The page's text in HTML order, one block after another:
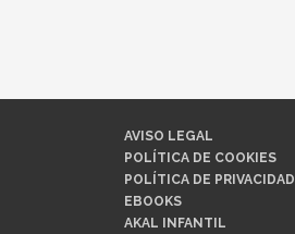
AVISO LEGAL
POLÍTICA DE COOKIES
POLÍTICA DE PRIVACIDAD
EBOOKS
AKAL INFANTIL